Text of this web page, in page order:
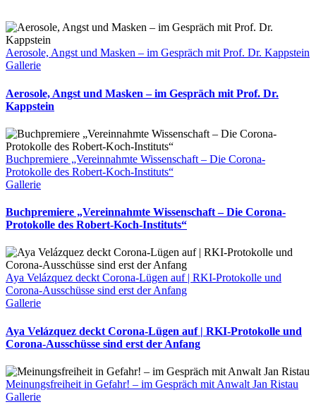
Aerosole, Angst und Masken – im Gespräch mit Prof. Dr. Kappstein
Gallerie
Aerosole, Angst und Masken – im Gespräch mit Prof. Dr.
Kappstein
Buchpremiere „Vereinnahmte Wissenschaft – Die Corona-
Protokolle des Robert-Koch-Instituts“
Gallerie
Buchpremiere „Vereinnahmte Wissenschaft – Die Corona-
Protokolle des Robert-Koch-Instituts“
Aya Velázquez deckt Corona-Lügen auf | RKI-Protokolle und
Corona-Ausschüsse sind erst der Anfang
Gallerie
Aya Velázquez deckt Corona-Lügen auf | RKI-Protokolle und
Corona-Ausschüsse sind erst der Anfang
Meinungsfreiheit in Gefahr! – im Gespräch mit Anwalt Jan Ristau
Gallerie